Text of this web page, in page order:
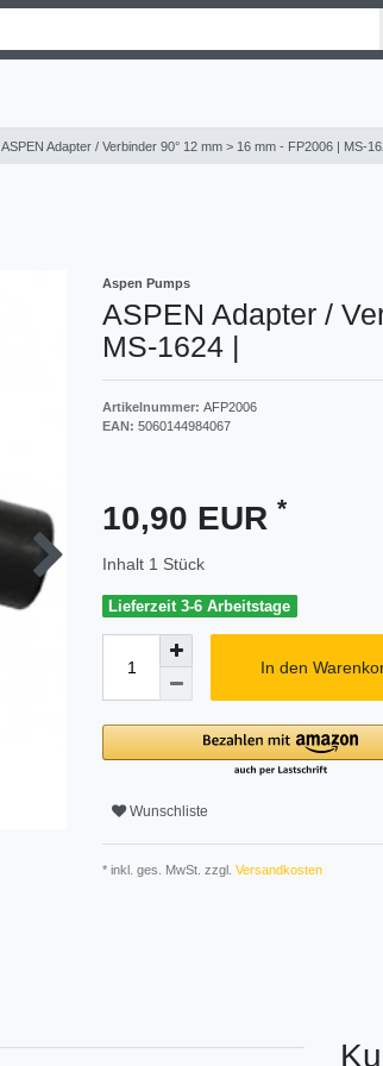
ASPEN Adapter / Verbinder 90° 12 mm > 16 mm - FP2006 | MS-
Aspen Pumps
ASPEN Adapter /
MS-1624 |
Artikelnummer: AFP2006
EAN: 5060144984067
10,90 EUR *
Inhalt 1 Stück
Lieferzeit 3-6 Arbeitstage
In den
Wunschliste
* inkl. ges. MwSt. zzgl. Versandkosten